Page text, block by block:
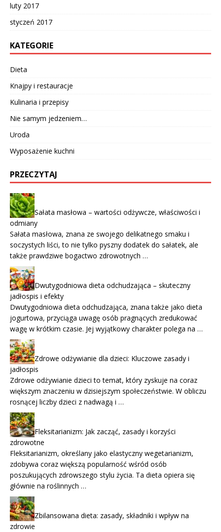
luty 2017
styczeń 2017
KATEGORIE
Dieta
Knajpy i restauracje
Kulinaria i przepisy
Nie samym jedzeniem…
Uroda
Wyposażenie kuchni
PRZECZYTAJ
Sałata masłowa – wartości odżywcze, właściwości i
odmiany
Sałata masłowa, znana ze swojego delikatnego smaku i
soczystych liści, to nie tylko pyszny dodatek do sałatek, ale
także prawdziwe bogactwo zdrowotnych …
Dwutygodniowa dieta odchudzająca – skuteczny
jadłospis i efekty
Dwutygodniowa dieta odchudzająca, znana także jako dieta
jogurtowa, przyciąga uwagę osób pragnących zredukować
wagę w krótkim czasie. Jej wyjątkowy charakter polega na …
Zdrowe odżywianie dla dzieci: Kluczowe zasady i
jadłospis
Zdrowe odżywianie dzieci to temat, który zyskuje na coraz
większym znaczeniu w dzisiejszym społeczeństwie. W obliczu
rosnącej liczby dzieci z nadwagą i …
Fleksitarianizm: Jak zacząć, zasady i korzyści
zdrowotne
Fleksitarianizm, określany jako elastyczny wegetarianizm,
zdobywa coraz większą popularność wśród osób
poszukujących zdrowszego stylu życia. Ta dieta opiera się
głównie na roślinnych …
Zbilansowana dieta: zasady, składniki i wpływ na
zdrowie